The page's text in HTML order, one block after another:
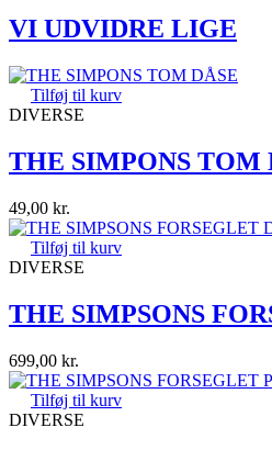
VI UDVIDRE LIGE
Tilføj til kurv
DIVERSE
THE SIMPONS TOM
49,00 kr.
Tilføj til kurv
DIVERSE
THE SIMPSONS
699,00 kr.
Tilføj til kurv
DIVERSE